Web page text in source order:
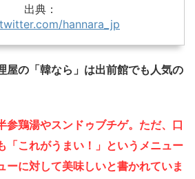
出典：
hannara_jp
屋の「韓なら」は出前館でも人気の
参鶏湯やスンドゥブチゲ。ただ、口
「これがうまい！」というメニュー
ーに対して美味しいと書かれていま